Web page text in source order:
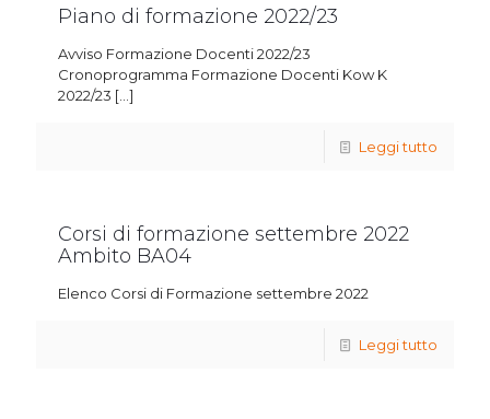
Piano di formazione 2022/23
Avviso Formazione Docenti 2022/23
Cronoprogramma Formazione Docenti Kow K
2022/23 […]
Leggi tutto
Corsi di formazione settembre 2022
Ambito BA04
Elenco Corsi di Formazione settembre 2022
Leggi tutto